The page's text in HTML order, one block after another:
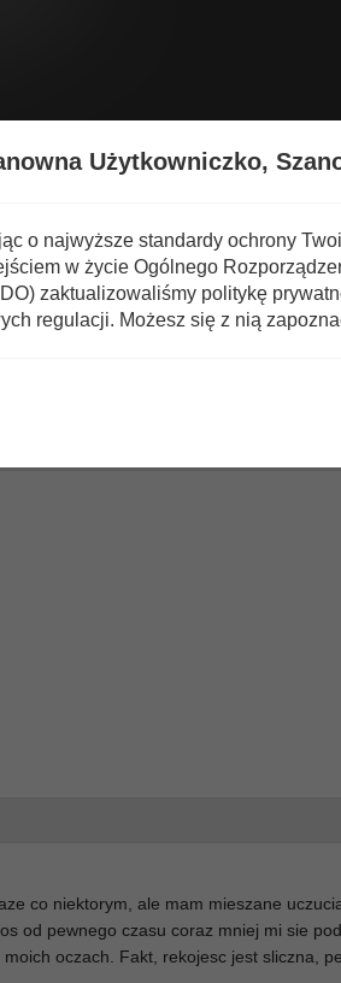
Wyświetl
broń, taktyka walki bronią
co niektorym, ale mam mieszane
od pewnego czasu coraz mniej mi sie
oczach. Fakt, rekojesc jest sliczna,
Użytkowniczko,
o najwyższe standardy ochrony
w życie Ogólnego
zaktualizowaliśmy politykę
regulacji. Możesz się z nią